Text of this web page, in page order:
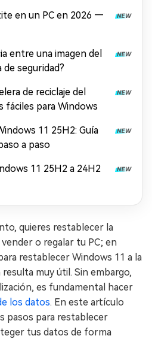
en un PC en 2026 —
entre una imagen del
de seguridad?
de reciclaje del
para Windows
11 25H2: Guía
a paso
11 25H2 a 24H2
quieres restablecer la
o regalar tu PC; en
restablecer Windows 11 a la
muy útil. Sin embargo,
es fundamental hacer
los datos. En este artículo
pasos para restablecer
tus datos de forma